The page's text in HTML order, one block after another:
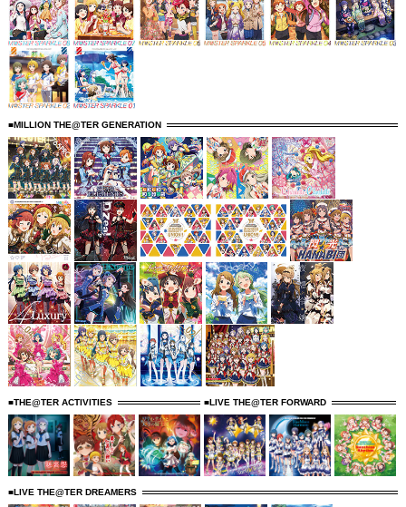
■MILLION THE@TER GENERATION
■THE@TER ACTIVITIES ■LIVE THE@TER FORWARD
■LIVE THE@TER DREAMERS